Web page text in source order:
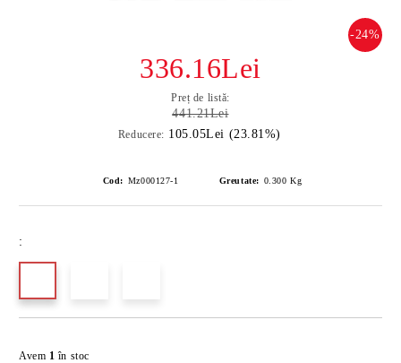
-24%
336.16Lei
Preț de listă:
441.21Lei
Reducere: 105.05Lei (23.81%)
Cod: Mz000127-1 Greutate: 0.300 Kg
:
Avem 1 în stoc